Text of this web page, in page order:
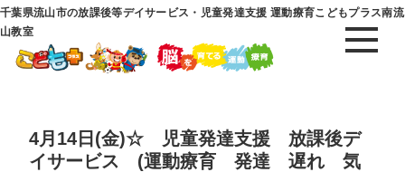
千葉県流山市の放課後等デイサービス・児童発達支援 運動療育こどもプラス南流
山教室
4月14日(金)☆ 児童発達支援 放課後デ
イサービス (運動療育 発達 遅れ 気